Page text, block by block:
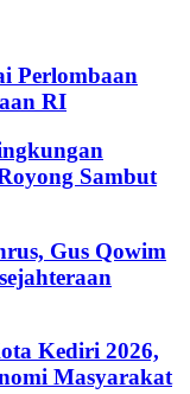
Perlombaan
RI
Sambut
Gus Qowim
Kediri 2026,
Masyarakat